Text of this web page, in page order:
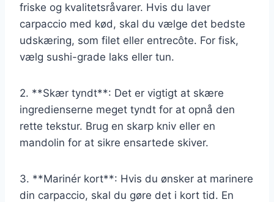
friske og kvalitetsråvarer. Hvis du laver
carpaccio med kød, skal du vælge det bedste
udskæring, som filet eller entrecôte. For fisk,
vælg sushi-grade laks eller tun.
2. **Skær tyndt**: Det er vigtigt at skære
ingredienserne meget tyndt for at opnå den
rette tekstur. Brug en skarp kniv eller en
mandolin for at sikre ensartede skiver.
3. **Marinér kort**: Hvis du ønsker at marinere
din carpaccio, skal du gøre det i kort tid. En